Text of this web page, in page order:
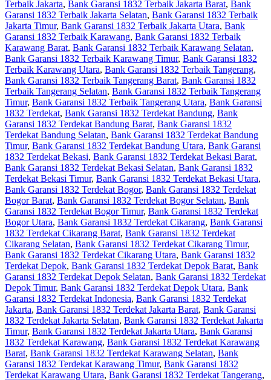
Terbaik Jakarta, Bank Garansi 1832 Terbaik Jakarta Barat, Bank
Garansi 1832 Terbaik Jakarta Selatan, Bank Garansi 1832 Terbaik
Jakarta Timur, Bank Garansi 1832 Terbaik Jakarta Utara, Bank
Garansi 1832 Terbaik Karawang, Bank Garansi 1832 Terbaik
Karawang Barat, Bank Garansi 1832 Terbaik Karawang Selatan,
Bank Garansi 1832 Terbaik Karawang Timur, Bank Garansi 1832
Terbaik Karawang Utara, Bank Garansi 1832 Terbaik Tangerang,
Bank Garansi 1832 Terbaik Tangerang Barat, Bank Garansi 1832
Terbaik Tangerang Selatan, Bank Garansi 1832 Terbaik Tangerang
Timur, Bank Garansi 1832 Terbaik Tangerang Utara, Bank Garansi
1832 Terdekat, Bank Garansi 1832 Terdekat Bandung, Bank
Garansi 1832 Terdekat Bandung Barat, Bank Garansi 1832
Terdekat Bandung Selatan, Bank Garansi 1832 Terdekat Bandung
Timur, Bank Garansi 1832 Terdekat Bandung Utara, Bank Garansi
1832 Terdekat Bekasi, Bank Garansi 1832 Terdekat Bekasi Barat,
Bank Garansi 1832 Terdekat Bekasi Selatan, Bank Garansi 1832
Terdekat Bekasi Timur, Bank Garansi 1832 Terdekat Bekasi Utara,
Bank Garansi 1832 Terdekat Bogor, Bank Garansi 1832 Terdekat
Bogor Barat, Bank Garansi 1832 Terdekat Bogor Selatan, Bank
Garansi 1832 Terdekat Bogor Timur, Bank Garansi 1832 Terdekat
Bogor Utara, Bank Garansi 1832 Terdekat Cikarang, Bank Garansi
1832 Terdekat Cikarang Barat, Bank Garansi 1832 Terdekat
Cikarang Selatan, Bank Garansi 1832 Terdekat Cikarang Timur,
Bank Garansi 1832 Terdekat Cikarang Utara, Bank Garansi 1832
Terdekat Depok, Bank Garansi 1832 Terdekat Depok Barat, Bank
Garansi 1832 Terdekat Depok Selatan, Bank Garansi 1832 Terdekat
Depok Timur, Bank Garansi 1832 Terdekat Depok Utara, Bank
Garansi 1832 Terdekat Indonesia, Bank Garansi 1832 Terdekat
Jakarta, Bank Garansi 1832 Terdekat Jakarta Barat, Bank Garansi
1832 Terdekat Jakarta Selatan, Bank Garansi 1832 Terdekat Jakarta
Timur, Bank Garansi 1832 Terdekat Jakarta Utara, Bank Garansi
1832 Terdekat Karawang, Bank Garansi 1832 Terdekat Karawang
Barat, Bank Garansi 1832 Terdekat Karawang Selatan, Bank
Garansi 1832 Terdekat Karawang Timur, Bank Garansi 1832
Terdekat Karawang Utara, Bank Garansi 1832 Terdekat Tangerang,